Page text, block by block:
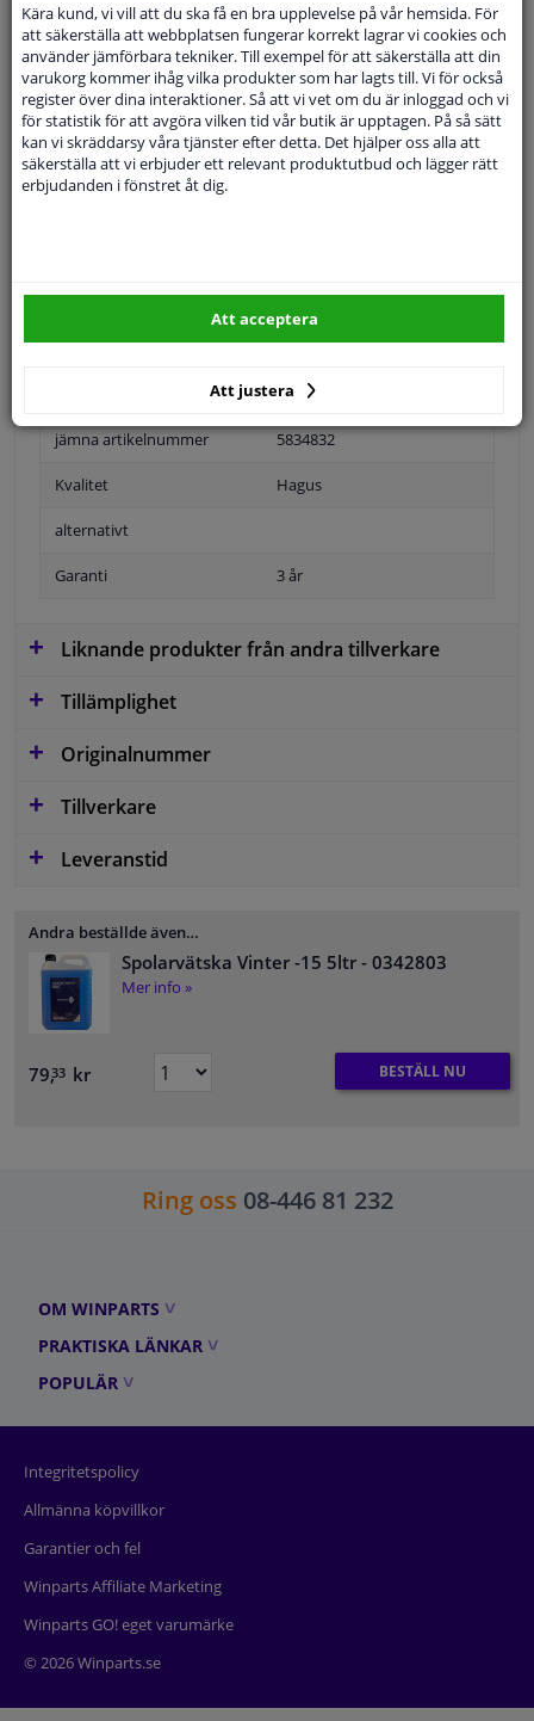
SÖK
Specifikationer
applikations: länkar:
Uppvärmbar
Bulb-formad
jämna artikelnummer 5834832
Kvalitet Hagus
alternativt
Garanti 3 år
Liknande produkter från andra tillverkare
Tillämplighet
Originalnummer
Tillverkare
Leveranstid
Andra beställde även…
Spolarvätska Vinter -15 5ltr - 0342803
Mer info »
79,33 kr BESTÄLL NU
Ring oss 08-446 81 232
OM WINPARTS
PRAKTISKA LÄNKAR
POPULÄR
Integritetspolicy
Allmänna köpvillkor
Garantier och fel
Winparts Affiliate Marketing
Winparts GO! eget varumärke
© 2026 Winparts.se
Kära kund, vi vill att du ska få en bra upplevelse på vår hemsida. För
att säkerställa att webbplatsen fungerar korrekt lagrar vi cookies och
använder jämförbara tekniker. Till exempel för att säkerställa att din
varukorg kommer ihåg vilka produkter som har lagts till. Vi för också
register över dina interaktioner. Så att vi vet om du är inloggad och vi
för statistik för att avgöra vilken tid vår butik är upptagen. På så sätt
kan vi skräddarsy våra tjänster efter detta. Det hjälper oss alla att
säkerställa att vi erbjuder ett relevant produktutbud och lägger rätt
erbjudanden i fönstret åt dig.
Att justera
Att acceptera